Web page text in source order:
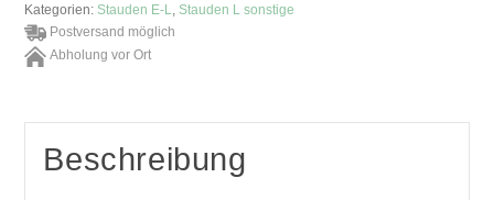
Kategorien: Stauden E-L Stauden L sonstige
Postversand möglich
Abholung vor Ort
Beschreibung